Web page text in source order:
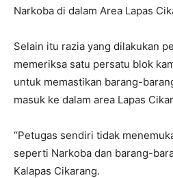
Narkoba di dalam Area Lapas
Selain itu razia yang dilakukan
memeriksa satu persatu blok
untuk memastikan barang-
masuk ke dalam area Lapas
“Petugas sendiri tidak
seperti Narkoba dan barang-
Kalapas Cikarang.